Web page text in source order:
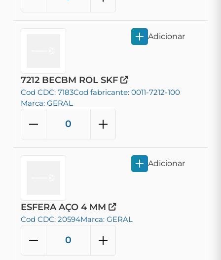
7212 BECBM ROL SKF
Cod CDC: 7183Cod fabricante: 0011-7212-100
Marca: GERAL
Adicionar
ESFERA AÇO 4 MM
Cod CDC: 20594Marca: GERAL
Adicionar